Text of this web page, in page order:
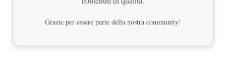
Grazie per essere parte della nostra community!